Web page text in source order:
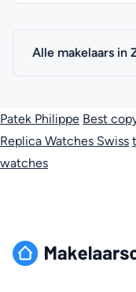
Alle makelaars in
Patek Philippe Best
Replica Watches Swiss
watches